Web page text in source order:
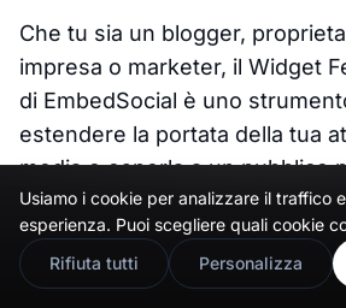
Che tu sia un blogger,
impresa o marketer, il Widget
di EmbedSocial è uno
estendere la portata della tua
media e esporla a un pubblico
visita il tuo sito web.
Usiamo i cookie per analizzare il traffico
esperienza. Puoi scegliere quali cookie
Rifiuta tutti
Personalizza
🇬🇧 Would you prefer this site in
View in English